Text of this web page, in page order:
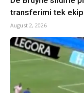
transferimi tek
August 2, 2026